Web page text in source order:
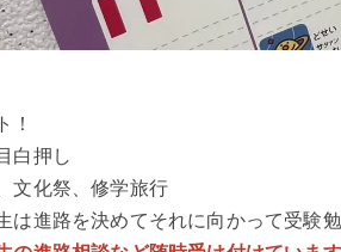
！
白押し
文化祭、修学旅行
は進路を決めてそれに向かって受験